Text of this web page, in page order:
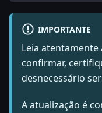
IMPORTANTE
Leia
confirmar,
desnecessário
A atualização é